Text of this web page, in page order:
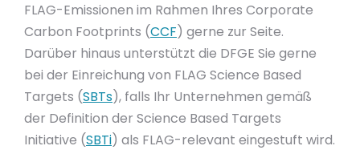
FLAG-Emissionen im Rahmen Ihres Corporate
Carbon Footprints (CCF) gerne zur Seite.
Darüber hinaus unterstützt die DFGE Sie gerne
bei der Einreichung von FLAG Science Based
Targets (SBTs), falls Ihr Unternehmen gemäß
der Definition der Science Based Targets
Initiative (SBTi) als FLAG-relevant eingestuft wird.